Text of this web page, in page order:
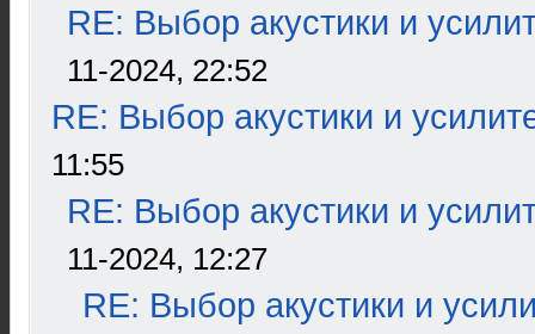
RE: Выбор акустики и
11-2024, 22:52
RE: Выбор акустики и
11:55
RE: Выбор акустики и
11-2024, 12:27
RE: Выбор акустики и